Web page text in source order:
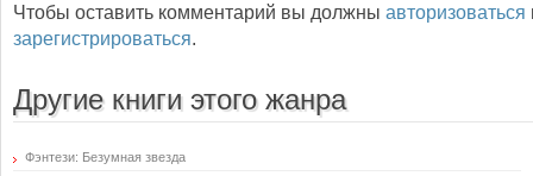
Чтобы оставить комментарий вы должны авторизоваться
зарегистрироваться.
Другие книги этого жанра
Фэнтези: Безумная звезда